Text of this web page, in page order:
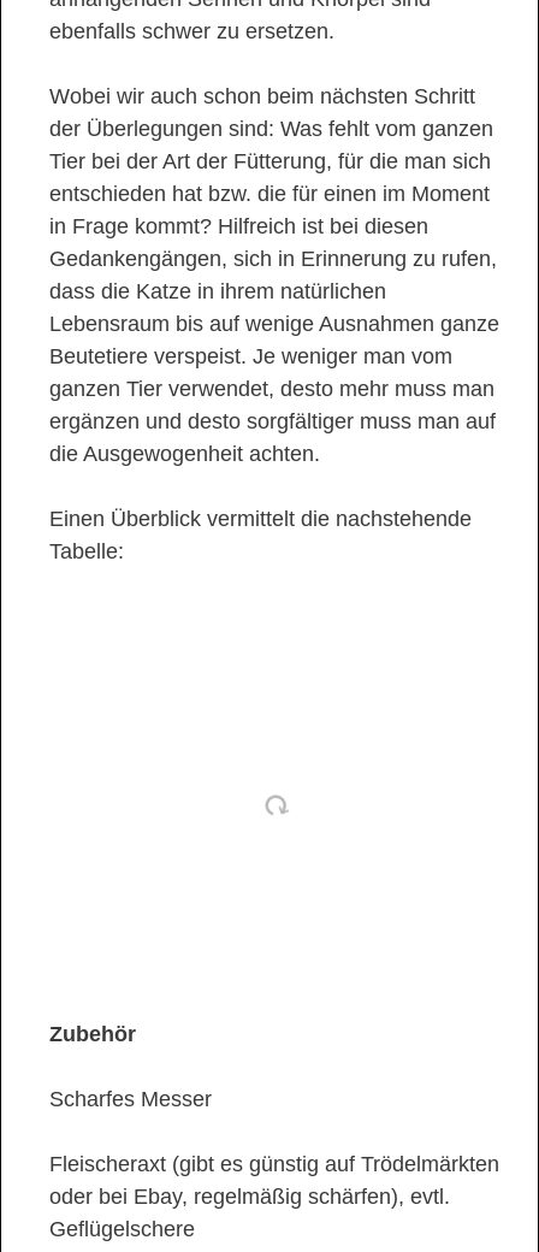
ebenfalls schwer zu ersetzen.
Wobei wir auch schon beim nächsten Schritt
der Überlegungen sind: Was fehlt vom ganzen
Tier bei der Art der Fütterung, für die man sich
entschieden hat bzw. die für einen im Moment
in Frage kommt? Hilfreich ist bei diesen
Gedankengängen, sich in Erinnerung zu rufen,
dass die Katze in ihrem natürlichen
Lebensraum bis auf wenige Ausnahmen ganze
Beutetiere verspeist. Je weniger man vom
ganzen Tier verwendet, desto mehr muss man
ergänzen und desto sorgfältiger muss man auf
die Ausgewogenheit achten.
Einen Überblick vermittelt die nachstehende
Tabelle:
Zubehör
Scharfes Messer
Fleischeraxt (gibt es günstig auf Trödelmärkten
oder bei Ebay, regelmäßig schärfen), evtl.
Geflügelschere